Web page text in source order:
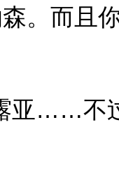
。而
亚……不